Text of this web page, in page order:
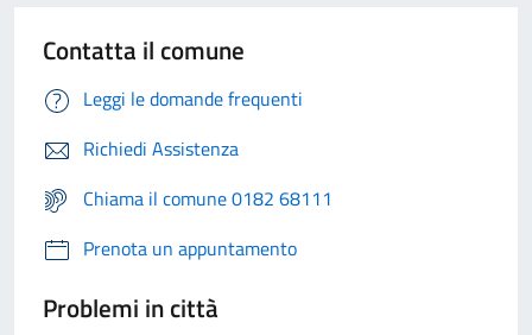
Contatta il comune
Leggi le domande frequenti
Richiedi Assistenza
Chiama il comune 0182 68111
Prenota un appuntamento
Problemi in città